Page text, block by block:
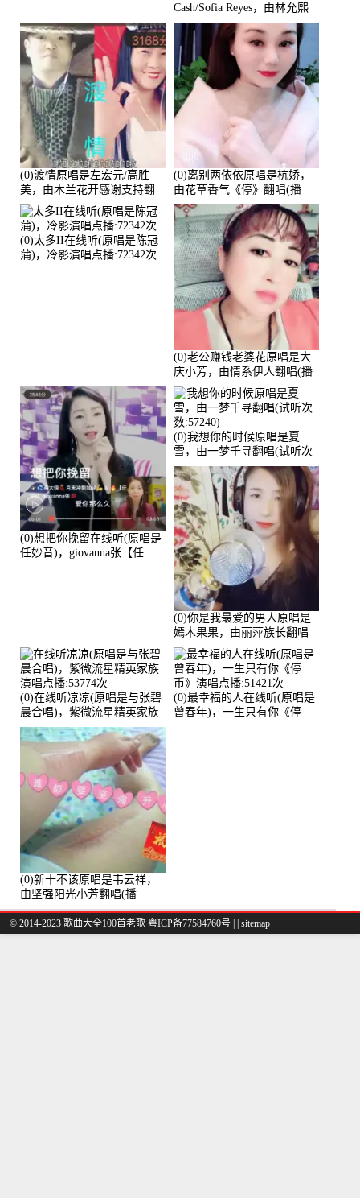
Cash/Sofia Reyes，由林允熙
翻唱(播放:84447)
(0)渡情原唱是左宏元/高胜
美，由木兰花开感谢支持翻
唱(播放:82339)
(0)离别两依依原唱是杭娇，
由花草香气《停》翻唱(播
放:81215)
(0)太多II在线听(原唱是陈冠
蒲)，冷影演唱点播:72342次
(0)老公赚钱老婆花原唱是大
庆小芳，由情系伊人翻唱(播
放:72036)
(0)想把你挽留在线听(原唱是
任妙音)，giovanna张【任
(0)我想你的时候原唱是夏
雪，由一梦千寻翻唱(试听次
数:57240)
(0)你是我最爱的男人原唱是
嫣木果果，由丽萍族长翻唱
(播放:56258)
(0)在线听凉凉(原唱是与张碧
晨合唱)，紫微流星精英家族
演唱点播:53774次
(0)最幸福的人在线听(原唱是
曾春年)，一生只有你《停
(0)新十不该原唱是韦云祥，
由坚强阳光小芳翻唱(播
放:49861)
© 2014-2023 歌曲大全100首老歌 粤ICP备77584760号 sitemap